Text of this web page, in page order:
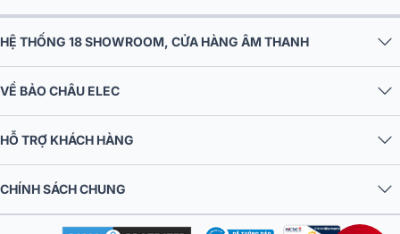
HỆ THỐNG 18 SHOWROOM, CỬA HÀNG ÂM THANH
VỀ BẢO CHÂU ELEC
HỖ TRỢ KHÁCH HÀNG
CHÍNH SÁCH CHUNG